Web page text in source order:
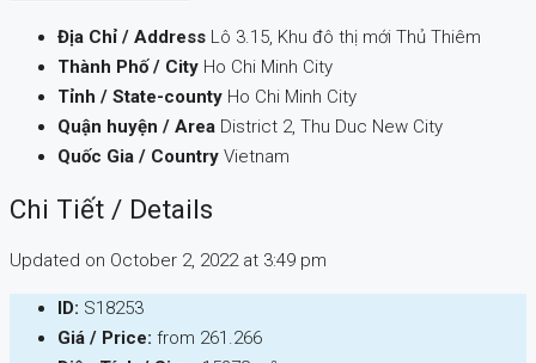
Địa Chỉ / Address Lô 3.15, Khu đô thị mới Thủ Thiêm
Thành Phố / City Ho Chi Minh City
Tỉnh / State-county Ho Chi Minh City
Quận huyện / Area District 2, Thu Duc New City
Quốc Gia / Country Vietnam
Chi Tiết / Details
Updated on October 2, 2022 at 3:49 pm
ID: S18253
Giá / Price: from 261.266